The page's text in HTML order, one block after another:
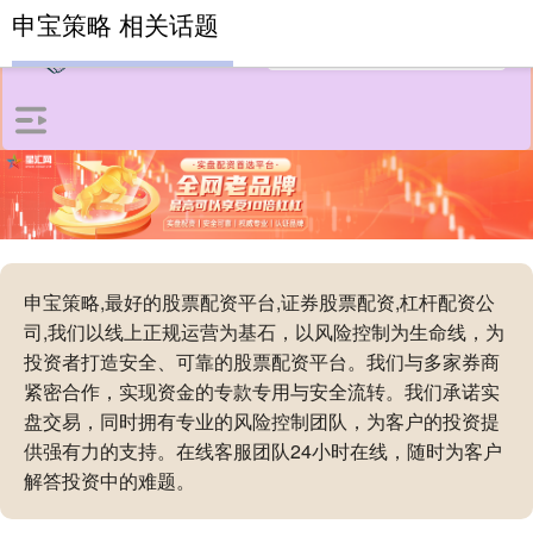
申宝策略,最好的股票配资平台,证券股票配资,杠杆配资公
司,我们以线上正规运营为基石，以风险控制为生命线，为
投资者打造安全、可靠的股票配资平台。我们与多家券商
紧密合作，实现资金的专款专用与安全流转。我们承诺实
盘交易，同时拥有专业的风险控制团队，为客户的投资提
供强有力的支持。在线客服团队24小时在线，随时为客户
解答投资中的难题。
申宝策略 相关话题